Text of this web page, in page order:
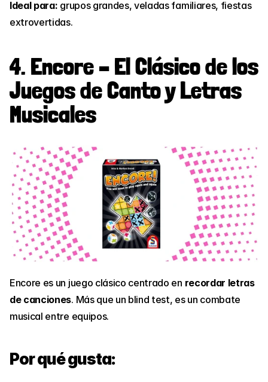
Ideal para: grupos grandes, veladas familiares, fiestas
extrovertidas.
4. Encore – El Clásico de los
Juegos de Canto y Letras
Musicales
Encore es un juego clásico centrado en recordar letras
de canciones. Más que un blind test, es un combate
musical entre equipos.
Por qué gusta: